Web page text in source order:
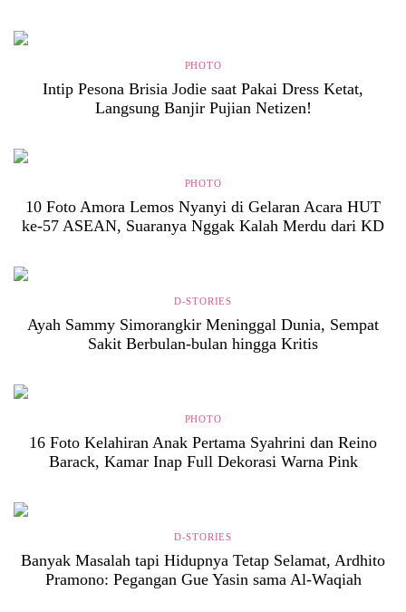
PHOTO
Intip Pesona Brisia Jodie saat Pakai Dress Ketat,
Langsung Banjir Pujian Netizen!
PHOTO
10 Foto Amora Lemos Nyanyi di Gelaran Acara HUT
ke-57 ASEAN, Suaranya Nggak Kalah Merdu dari KD
D-STORIES
Ayah Sammy Simorangkir Meninggal Dunia, Sempat
Sakit Berbulan-bulan hingga Kritis
PHOTO
16 Foto Kelahiran Anak Pertama Syahrini dan Reino
Barack, Kamar Inap Full Dekorasi Warna Pink
D-STORIES
Banyak Masalah tapi Hidupnya Tetap Selamat, Ardhito
Pramono: Pegangan Gue Yasin sama Al-Waqiah